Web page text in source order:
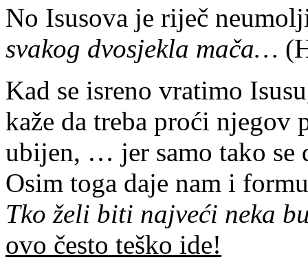
No Isusova je riječ
svakog dvosjekla mača…
Kad se isreno vratimo
kaže da treba proći njegov
ubijen, … jer samo tako se
Osim toga daje nam i
Tko želi biti najveći neka
ovo često teško ide!